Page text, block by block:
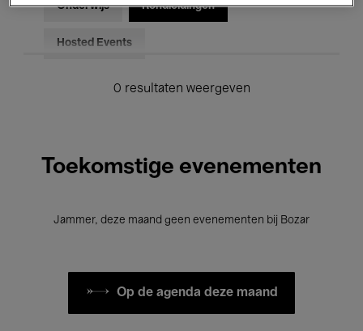
Onderwijs Rondleidingen
Hosted Events
0 resultaten weergeven
Toekomstige evenementen
Jammer, deze maand geen evenementen bij Bozar
Op de agenda deze maand